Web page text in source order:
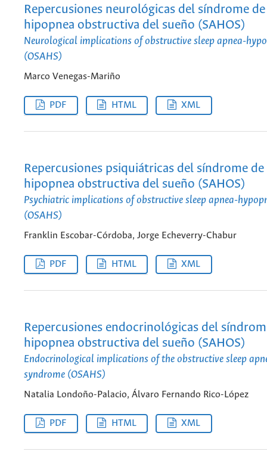
Repercusiones neurológicas del síndrome
hipopnea obstructiva del sueño (SAHOS)
Neurological implications of obstructive sleep apnea-
(OSAHS)
Marco Venegas-Mariño
PDF HTML XML
Repercusiones psiquiátricas del síndrome de
hipopnea obstructiva del sueño (SAHOS)
Psychiatric implications of obstructive sleep apnea-
(OSAHS)
Franklin Escobar-Córdoba, Jorge Echeverry-Chabur
PDF HTML XML
Repercusiones endocrinológicas del
hipopnea obstructiva del sueño (SAHOS)
Endocrinological implications of the obstructive sleep
syndrome (OSAHS)
Natalia Londoño-Palacio, Álvaro Fernando Rico-López
PDF HTML XML